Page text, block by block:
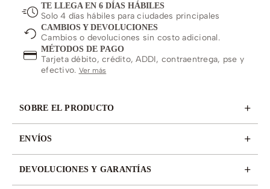
TE LLEGA EN 6 DÍAS HÁBILES
Solo 4 días hábiles para ciudades principales
CAMBIOS Y DEVOLUCIONES
Cambios o devoluciones sin costo adicional.
MÉTODOS DE PAGO
Tarjeta débito, crédito, ADDI, contraentrega, pse y
efectivo. Ver más
SOBRE EL PRODUCTO +
ENVÍOS +
DEVOLUCIONES Y GARANTÍAS +